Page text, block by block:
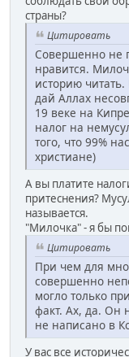
страны?
Цитировать
Совершенно не
нравится.
историю
дай Аллах
19 веке на
налог на
того, что 99%
христиане)
А вы платите
притеснения?
называется.
"Милочка" - я бы
Цитировать
При чем для
совершенно
могло только
факт. Ах, да. Он
не написано в
У вас все